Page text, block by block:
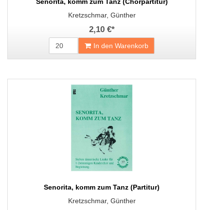
Kretzschmar, Günther
2,10 €*
In den Warenkorb
Senorita, komm zum Tanz (Partitur)
Kretzschmar, Günther